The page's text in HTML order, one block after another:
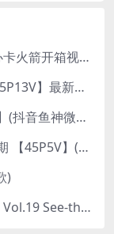
斗鱼主播婉儿别闹最新ASMR钻石办卡火箭开箱视频+音频合集-47个资源打包下载 [39V-10.1GB]
抖音 爆龙战神 微密圈 NO.006期 【5P13V】最新至：2023.6.7(暴龙神和战龙皇)
抖音 鱼神 微密圈 NO.002期 【44P】(抖音鱼神微密猫)
抖音 超蓝布罗莉 铁粉空间 NO.002期 【45P5V】(抖音超蓝布罗利是真的吗)
)
[Bomi (보미) ] NO.069 [Bimilstory] Vol.19 See-through lingerie